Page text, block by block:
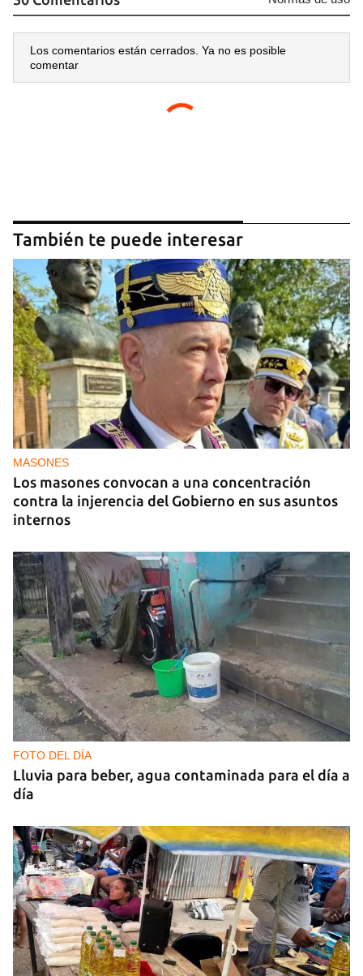
Los comentarios están cerrados. Ya no es posible
comentar
También te puede interesar
MASONES
Los masones convocan a una concentración
contra la injerencia del Gobierno en sus asuntos
internos
FOTO DEL DÍA
Lluvia para beber, agua contaminada para el día a
día